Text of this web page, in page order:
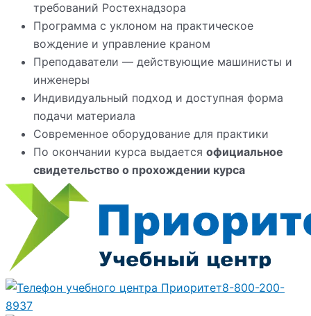
требований Ростехнадзора
Программа с уклоном на практическое
вождение и управление краном
Преподаватели — действующие машинисты и
инженеры
Индивидуальный подход и доступная форма
подачи материала
Современное оборудование для практики
По окончании курса выдается официальное
свидетельство о прохождении курса
8-800-200-
8937